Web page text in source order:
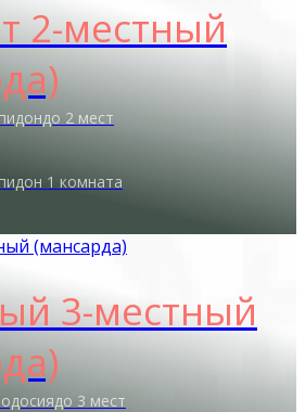
2-местный
до 2 мест
1 комната
3-местный
до 3 мест